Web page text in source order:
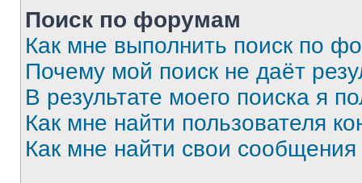
Поиск по форумам
Как мне выполнить поиск по
Почему мой поиск не даёт
В результате моего поиска я
Как мне найти пользователя
Как мне найти свои